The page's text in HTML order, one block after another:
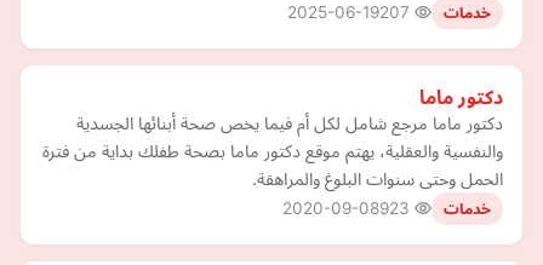
خدمات 2025-06-19
دكتور ماما
دكتور ماما مرجع شامل لكل أم فيما يخص صحة أبنائها الجسدية
والنفسية والعقلية، يهتم موقع دكتور ماما بصحة طفلك بداية من فترة
الحمل وحتى سنوات البلوغ والمراهقة.
خدمات 2020-09-08